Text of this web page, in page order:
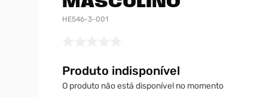
HE546-3-001
Produto indisponível
O produto não está disponível no momento